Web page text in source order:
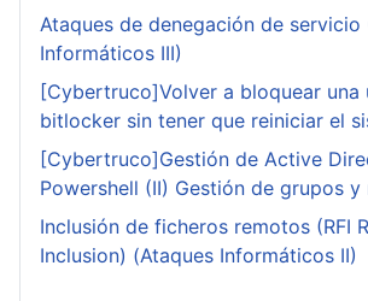
Ataques de denegación de servicio
Informáticos III)
[Cybertruco]Volver a bloquear una
bitlocker sin tener que reiniciar el
[Cybertruco]Gestión de Active
Powershell (II) Gestión de grupos y
Inclusión de ficheros remotos (RFI
Inclusion) (Ataques Informáticos II)